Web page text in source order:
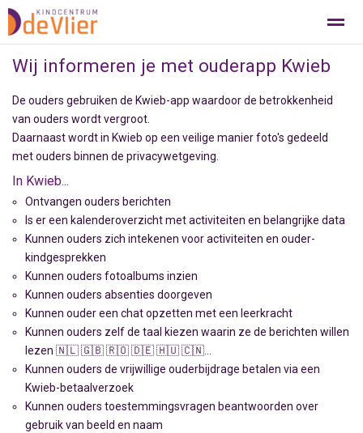
E-mail
Wij informeren je met ouderapp Kwieb
De ouders gebruiken de Kwieb-app waardoor de betrokkenheid
van ouders wordt vergroot.
Daarnaast wordt in Kwieb op een veilige manier foto's gedeeld
met ouders binnen de privacywetgeving.
In Kwieb...
Ontvangen ouders berichten
Is er een kalenderoverzicht met activiteiten en belangrijke data
Kunnen ouders zich intekenen voor activiteiten en ouder-
kindgesprekken
Kunnen ouders fotoalbums inzien
Kunnen ouders absenties doorgeven
Kunnen ouder een chat opzetten met een leerkracht
Kunnen ouders zelf de taal kiezen waarin ze de berichten willen
lezen 🇳🇱 🇬🇧 🇷🇴 🇩🇪 🇭🇺 🇨🇳…
Kunnen ouders de vrijwillige ouderbijdrage betalen via een
Kwieb-betaalverzoek
Kunnen ouders toestemmingsvragen beantwoorden over
gebruik van beeld en naam